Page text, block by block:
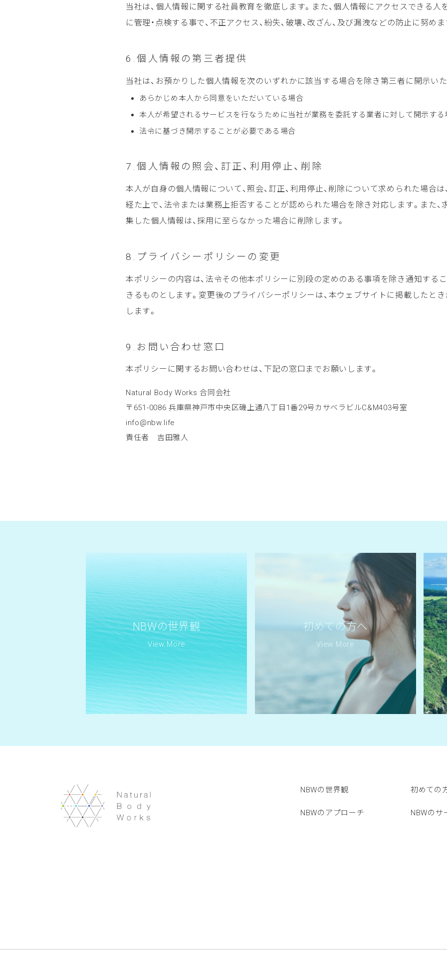
当社は、個人情報に関する社員教育を徹底します。また、個人情報にアクセスできる人
に管理・点検する事で、不正アクセス、紛失、破壊、改ざん、及び漏洩などの防止に努めま
6.個人情報の第三者提供
当社は、お預かりした個人情報を次のいずれかに該当する場合を除き第三者に開示いた
あらかじめ本人から同意をいただいている場合
本人が希望されるサービスを行なうために当社が業務を委託する業者に対して開示する
法令に基づき開示することが必要である場合
7.個人情報の照会、訂正、利用停止、削除
本人が自身の個人情報について、照会、訂正、利用停止、削除について求められた場合
経た上で、法令または業務上拒否することが認められた場合を除き対応します。また、
集した個人情報は、採用に至らなかった場合に削除します。
8.プライバシーポリシーの変更
本ポリシーの内容は、法令その他本ポリシーに別段の定めのある事項を除き通知する
きるものとします。変更後のプライバシーポリシーは、本ウェブサイトに掲載したと
します。
9.お問い合わせ窓口
本ポリシーに関するお問い合わせは、下記の窓口までお願いします。
Natural Body Works 合同会社
〒651-0086 兵庫県神戸市中央区磯上通八丁目1番29号カサベラビルC&M403号室
info@nbw.life
責任者 吉田雅人
NBWの世界観
View More
初めての方へ
View More
NBWの世界観
NBWのアプローチ
初めての
NBWのサ